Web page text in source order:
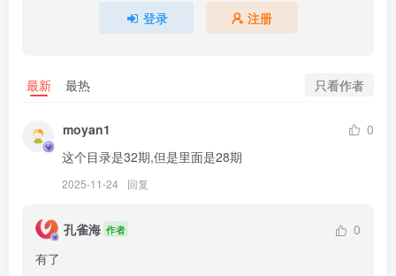
017.[YO-U] Zia (지아) Vol.12 – part 01 Birthday[108P-1V-2.4G]
016.[YO-U] Zia (지아) Vol.11 – Birthday[156P-1V-2.74G]
[9.11更1]
015.[Yo-U] Zia (지아) – Vol.10 Alone [128P+1V／2.34GB]
[8.27更1]
014.[Yo-U] YeonJju YJ – Vol.2 Dress [83P+1V／1.50GB]
[8.19更1]
登录 注册
最新 最热 只看作者
moyan1
0
这个目录是32期,但是里面是28期
2025-11-24 回复
孔雀海 作者
0
有了